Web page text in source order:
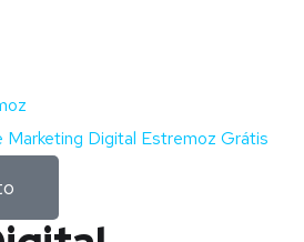
Digital Estremoz Grátis